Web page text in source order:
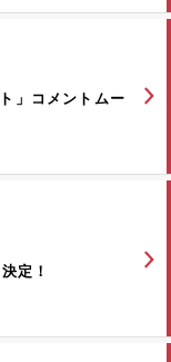
」コメントムー
定！